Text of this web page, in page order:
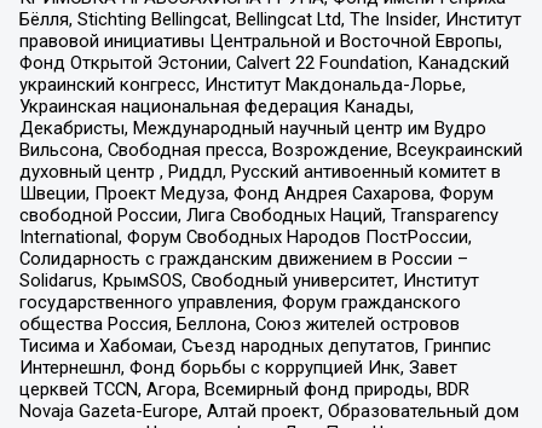
Бёлля, Stichting Bellingcat, Bellingcat Ltd, The Insider, Институт
правовой инициативы Центральной и Восточной Европы,
Фонд Открытой Эстонии, Calvert 22 Foundation, Канадский
украинский конгресс, Институт Макдональда-Лорье,
Украинская национальная федерация Канады,
Декабристы, Международный научный центр им Вудро
Вильсона, Свободная пресса, Возрождение, Всеукраинский
духовный центр , Риддл, Русский антивоенный комитет в
Швеции, Проект Медуза, Фонд Андрея Сахарова, Форум
свободной России, Лига Свободных Наций, Transparеncy
International, Форум Свободных Народов ПостРоссии,
Солидарность с гражданским движением в России –
Solidarus, КрымSOS, Свободный университет, Институт
государственного управления, Форум гражданского
общества Россия, Беллона, Союз жителей островов
Тисима и Хабомаи, Съезд народных депутатов, Гринпис
Интернешнл, Фонд борьбы с коррупцией Инк, Завет
церквей TCCN, Агора, Всемирный фонд природы, BDR
Novaja Gazeta-Europe, Алтай проект, Образовательный дом